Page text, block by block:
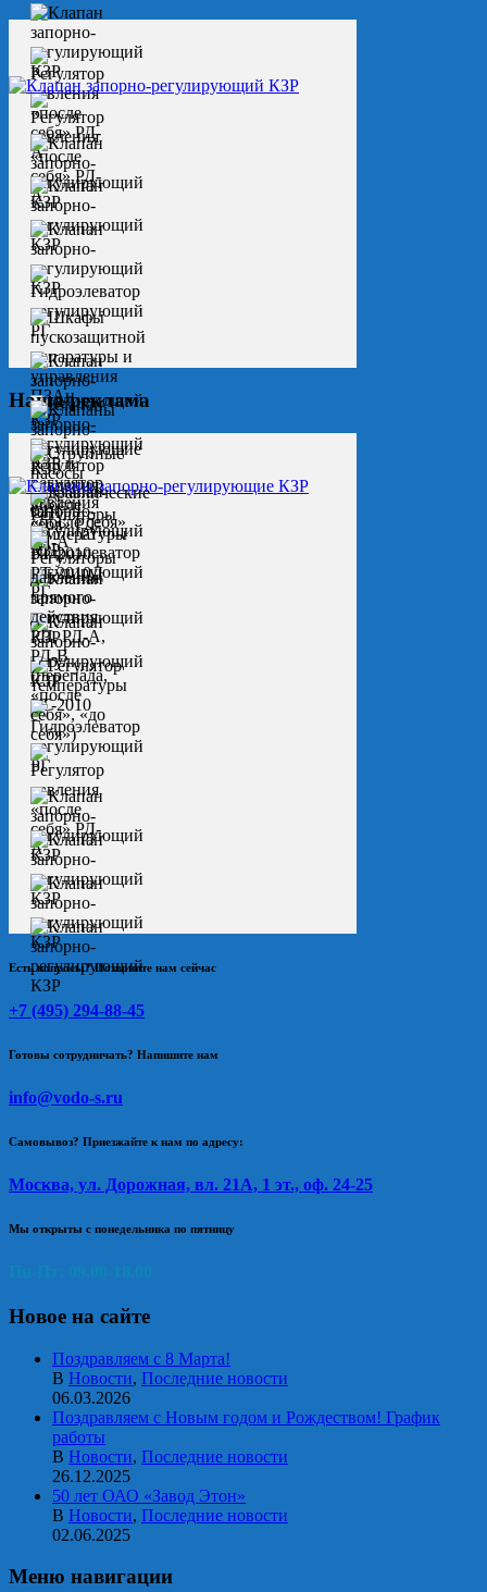
Наша реклама
Есть вопросы? Позвоните нам сейчас
+7 (495) 294-88-45
Готовы сотрудничать? Напишите нам
info@vodo-s.ru
Самовывоз? Приезжайте к нам по адресу:
Москва, ул. Дорожная, вл. 21А, 1 эт., оф. 24-25
Мы открыты с понедельника по пятницу
Новое на сайте
Поздравляем с 8 Марта!
В Новости, Последние новости
06.03.2026
Поздравляем с Новым годом и Рождеством! График
работы
В Новости, Последние новости
26.12.2025
50 лет ОАО «Завод Этон»
В Новости, Последние новости
02.06.2025
Меню навигации